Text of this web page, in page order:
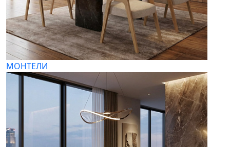
МОНТЕЛИ